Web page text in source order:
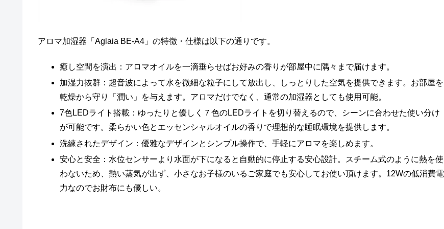
アロマ加湿器「Aglaia BE-A4」の特徴・仕様は以下の通りです。
癒し空間を演出：アロマオイルを一滴垂らせばお好みの香りが部屋中に隅々まで届けます。
加湿力抜群：超音波によって水を微細な粒子にして放出し、しっとりした空気を提供できます。お部屋を
乾燥から守り「潤い」を与えます。アロマだけでなく、通常の加湿器としても使用可能。
7色LEDライト搭載：ゆったりと優しく７色のLEDライトを切り替えるので、シーンに合わせた使い分け
が可能です。柔らかい色とエッセンシャルオイルの香りで理想的な睡眠環境を提供します。
洗練されたデザイン：優雅なデザインとシンプル操作で、手軽にアロマを楽しめます。
安心と安全：水位センサーより水面が下になると自動的に停止する安心設計。スチーム式のように熱を使
わないため、熱い蒸気が出ず、小さなお子様のいるご家庭でも安心してお使い頂けます。12Wの低消費電
力なのでお財布にも優しい。